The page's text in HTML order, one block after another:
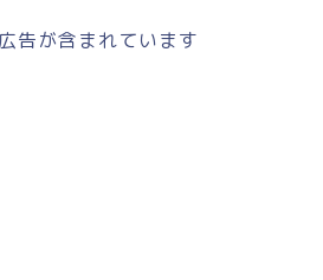
告が含まれています